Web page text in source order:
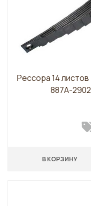
Рессора 14
887А-
В КОРЗИНУ